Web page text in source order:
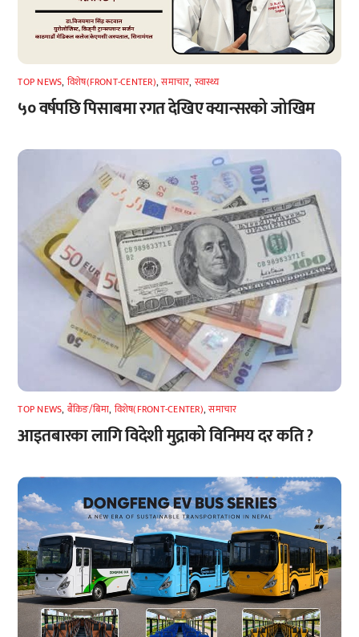
TOP NEWS, विशेष(FRONT-CENTER),समाचार, स्वास्थ्य
५० वर्षपछि पिसाबमा रगत देखिए क्यान्सरको जोखिम
TOP NEWS, बैंकिङ/बिमा, विशेष(FRONT-CENTER),समाचार
आइतबारका लागि विदेशी मुद्राको विनिमय दर कति ?